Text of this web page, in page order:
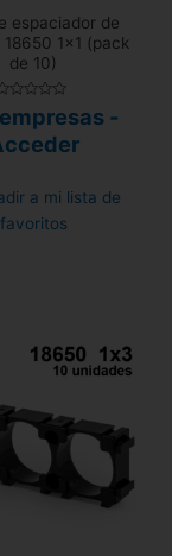
espaciador de
1×1 (pack
de 10)
con
-
a mi lista de
favoritos